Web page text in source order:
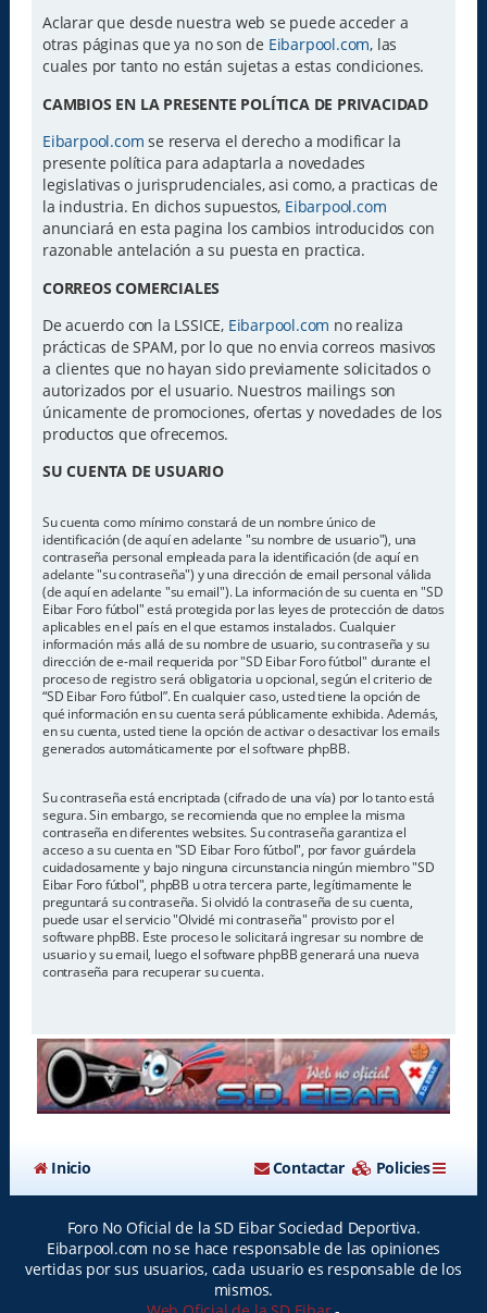
Aclarar que desde nuestra web se puede acceder a
otras páginas que ya no son de Eibarpool.com, las
cuales por tanto no están sujetas a estas condiciones.
CAMBIOS EN LA PRESENTE POLÍTICA DE PRIVACIDAD
Eibarpool.com se reserva el derecho a modificar la
presente política para adaptarla a novedades
legislativas o jurisprudenciales, asi como, a practicas de
la industria. En dichos supuestos, Eibarpool.com
anunciará en esta pagina los cambios introducidos con
razonable antelación a su puesta en practica.
CORREOS COMERCIALES
De acuerdo con la LSSICE, Eibarpool.com no realiza
prácticas de SPAM, por lo que no envia correos masivos
a clientes que no hayan sido previamente solicitados o
autorizados por el usuario. Nuestros mailings son
únicamente de promociones, ofertas y novedades de los
productos que ofrecemos.
SU CUENTA DE USUARIO
Su cuenta como mínimo constará de un nombre único de
identificación (de aquí en adelante "su nombre de usuario"), una
contraseña personal empleada para la identificación (de aquí en
adelante "su contraseña") y una dirección de email personal válida
(de aquí en adelante "su email"). La información de su cuenta en "SD
Eibar Foro fútbol" está protegida por las leyes de protección de datos
aplicables en el país en el que estamos instalados. Cualquier
información más allá de su nombre de usuario, su contraseña y su
dirección de e-mail requerida por "SD Eibar Foro fútbol" durante el
proceso de registro será obligatoria u opcional, según el criterio de
“SD Eibar Foro fútbol”. En cualquier caso, usted tiene la opción de
qué información en su cuenta será públicamente exhibida. Además,
en su cuenta, usted tiene la opción de activar o desactivar los emails
generados automáticamente por el software phpBB.
Su contraseña está encriptada (cifrado de una vía) por lo tanto está
segura. Sin embargo, se recomienda que no emplee la misma
contraseña en diferentes websites. Su contraseña garantiza el
acceso a su cuenta en "SD Eibar Foro fútbol", por favor guárdela
cuidadosamente y bajo ninguna circunstancia ningún miembro "SD
Eibar Foro fútbol", phpBB u otra tercera parte, legítimamente le
preguntará su contraseña. Si olvidó la contraseña de su cuenta,
puede usar el servicio "Olvidé mi contraseña" provisto por el
software phpBB. Este proceso le solicitará ingresar su nombre de
usuario y su email, luego el software phpBB generará una nueva
contraseña para recuperar su cuenta.
Inicio Policies
Contactar
Foro No Oficial de la SD Eibar Sociedad Deportiva.
Eibarpool.com no se hace responsable de las opiniones
vertidas por sus usuarios, cada usuario es responsable de los
mismos.